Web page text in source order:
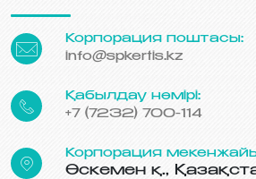
Корпорация поштасы:
info@spkertis.kz
Қабылдау нөмірі:
+7 (7232) 700-114
Корпорация
Өскемен қ.,